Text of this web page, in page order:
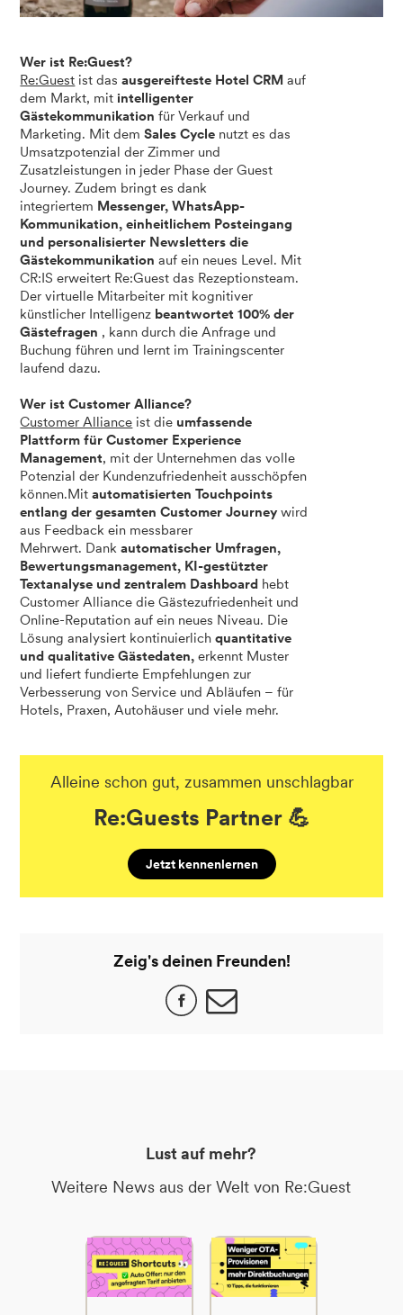
Wer ist Re:Guest?
Re:Guest ist dasausgereifteste Hotel CRM auf
dem Markt, mit intelligenter
Gästekommunikation für Verkauf und
Marketing. Mit demSales Cycle nutzt es das
Umsatzpotenzial der Zimmer und
Zusatzleistungen in jeder Phase der Guest
Journey. Zudem bringt es dank
integriertem Messenger, WhatsApp-
Kommunikation, einheitlichem Posteingang
und personalisierter Newsletters die
Gästekommunikation auf ein neues Level. Mit
CR:IS erweitert Re:Guest das Rezeptionsteam.
Der virtuelle Mitarbeiter mit kognitiver
künstlicher Intelligenz beantwortet 100% der
Gästefragen , kann durch die Anfrage und
Buchung führen und lernt im Trainingscenter
laufend dazu.
Wer ist Customer Alliance?
Customer Alliance ist die umfassende
Plattform für Customer Experience
Management, mit der Unternehmen das volle
Potenzial der Kundenzufriedenheit ausschöpfen
können.Mitautomatisierten Touchpoints
entlang der gesamten Customer Journeywird
aus Feedback ein messbarer
Mehrwert. Dankautomatischer Umfragen,
Bewertungsmanagement, KI-gestützter
Textanalyse und zentralem Dashboard hebt
Customer Alliance die Gästezufriedenheit und
Online-Reputation auf ein neues Niveau. Die
Lösung analysiert kontinuierlichquantitative
und qualitative Gästedaten, erkennt Muster
und liefert fundierte Empfehlungen zur
Verbesserung von Service und Abläufen – für
Hotels, Praxen, Autohäuser und viele mehr.
Alleine schon gut, zusammen unschlagbar
Re:Guests Partner 💪
Jetzt kennenlernen
Zeig's deinen Freunden!
Lust auf mehr?
Weitere News aus der Welt von Re:Guest